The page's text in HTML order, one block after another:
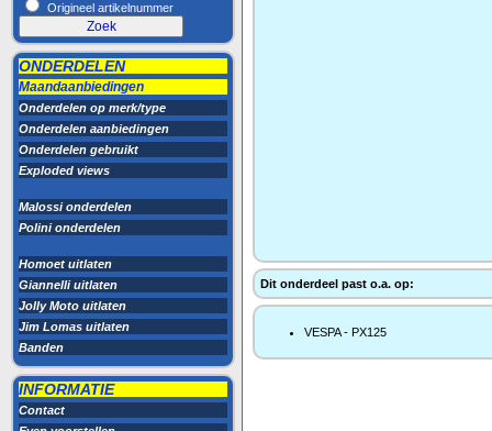
Origineel artikelnummer
ONDERDELEN
Maandaanbiedingen
Onderdelen op merk/type
Onderdelen aanbiedingen
Onderdelen gebruikt
Exploded views
Malossi onderdelen
Polini onderdelen
Homoet uitlaten
Giannelli uitlaten
Jolly Moto uitlaten
Jim Lomas uitlaten
Banden
INFORMATIE
Contact
Dit onderdeel past o.a. op:
VESPA - PX125